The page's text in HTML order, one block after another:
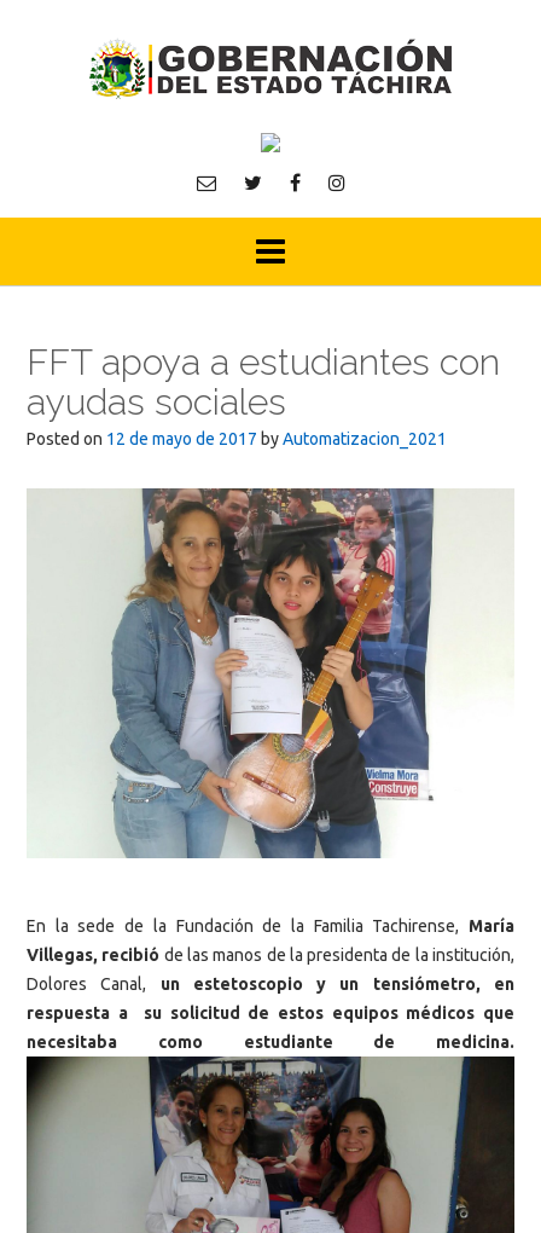
FFT apoya a estudiantes con
ayudas sociales
Posted on 12 de mayo de 2017 byAutomatizacion_2021
En la sede de la Fundación de la Familia Tachirense, María
Villegas, recibió de las manos de la presidenta de la institución,
Dolores Canal, un estetoscopio y un tensiómetro, en
respuesta a su solicitud de estos equipos médicos que
necesitaba como estudiante de medicina.